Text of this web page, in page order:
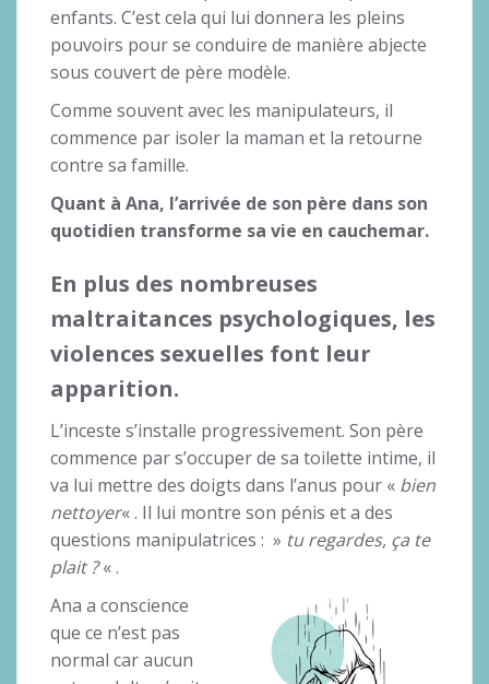
enfants. C’est cela qui lui donnera les pleins
pouvoirs pour se conduire de manière abjecte
sous couvert de père modèle.
Comme souvent avec les manipulateurs, il
commence par isoler la maman et la retourne
contre sa famille.
Quant à Ana, l’arrivée de son père dans son
quotidien transforme sa vie en cauchemar.
En plus des nombreuses
maltraitances psychologiques, les
violences sexuelles font leur
apparition.
L’inceste s’installe progressivement. Son père
commence par s’occuper de sa toilette intime, il
va lui mettre des doigts dans l’anus pour « bien
nettoyer« . Il lui montre son pénis et a des
questions manipulatrices : » tu regardes, ça te
plait ?« .
Ana a conscience
que ce n’est pas
normal car aucun